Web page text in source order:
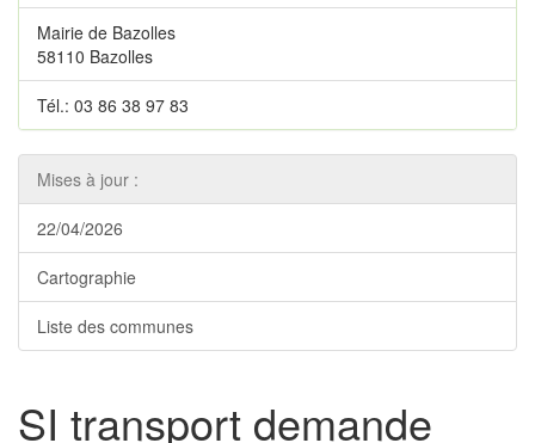
Mairie de Bazolles
58110 Bazolles
Tél.: 03 86 38 97 83
Mises à jour :
22/04/2026
Cartographie
Liste des communes
SI transport demande